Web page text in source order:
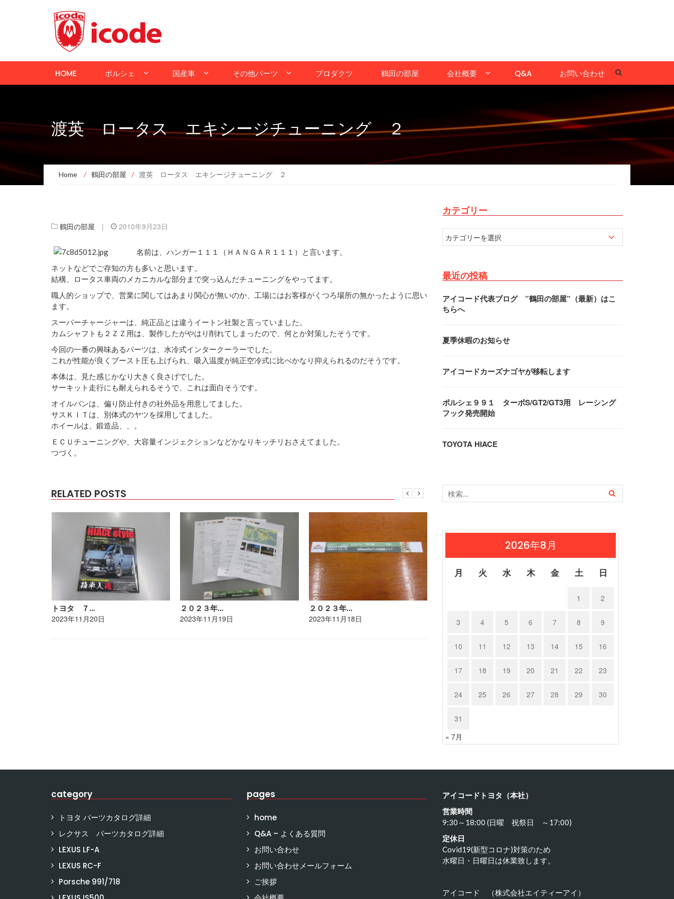
HOME ポルシェ 国産車 その他パーツ プロダクツ 鶴田の部屋 会社概要 Q&A お問い合わせ
渡英 ロータス エキシージチューニング ２
Home / 鶴田の部屋 / 渡英 ロータス エキシージチューニング ２
鶴田の部屋 | 2010年9月23日
名前は、ハンガー１１１（ＨＡＮＧＡＲ１１１）と言います。
ネットなどでご存知の方も多いと思います。
結構、ロータス車両のメカニカルな部分まで突っ込んだチューニングをやってます。
職人的ショップで、営業に関してはあまり関心が無いのか、工場にはお客様がくつろ場所の無かったように思い
ます。
スーパーチャージャーは、純正品とは違うイートン社製と言っていました。
カムシャフトも２ＺＺ用は、製作したがやはり削れてしまったので、何とか対策したそうです。
今回の一番の興味あるパーツは、水冷式インタークーラーでした。
これが性能が良くブースト圧も上げられ、吸入温度が純正空冷式に比べかなり抑えられるのだそうです。
本体は、見た感じかなり大きく良さげでした。
サーキット走行にも耐えられるそうで、これは面白そうです。
オイルパンは、偏り防止付きの社外品を用意してました。
サスＫＩＴは、別体式のヤツを採用してました。
ホイールは、鍛造品、、。
ＥＣＵチューニングや、大容量インジェクションなどかなりキッチリおさえてました。
つづく。
RELATED POSTS
トヨタ ７…
2023年11月20日
２０２３年…
2023年11月19日
２０２３年…
2023年11月18日 2023年11月18日 2023年11月17日
カテゴリー
最近の投稿
アイコード代表ブログ ”鶴田の部屋”（最新）はこ
ちらへ
夏季休暇のお知らせ
アイコードカーズナゴヤが移転します
ポルシェ９９１ ターボS/GT2/GT3用 レーシング
フック発売開始
TOYOTA HIACE
2026年8月
月 火 水 木 金 土 日
1 2
3 4 5 6 7 8 9
10 11 12 13 14 15 16
17 18 19 20 21 22 23
24 25 26 27 28 29 30
31
« 7月
category
トヨタ パーツカタログ詳細
レクサス パーツカタログ詳細
LEXUS LF-A
LEXUS RC-F
Porsche 991/718
pages
home
Q&A – よくある質問
お問い合わせ
お問い合わせメールフォーム
ご挨拶
アイコードトヨタ（本社）
営業時間
9:30～18:00 (日曜 祝祭日 ～17:00)
定休日
Covid19(新型コロナ)対策のため
水曜日・日曜日は休業致します。
アイコード （株式会社エイティーアイ）